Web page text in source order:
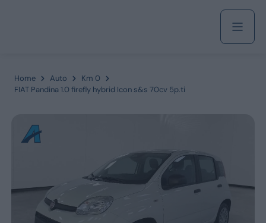
Servizi
Marchi
Home Auto
Km 0
FIAT Pandina 1.0 firefly hybrid Icon s&s 70cv 5p.ti